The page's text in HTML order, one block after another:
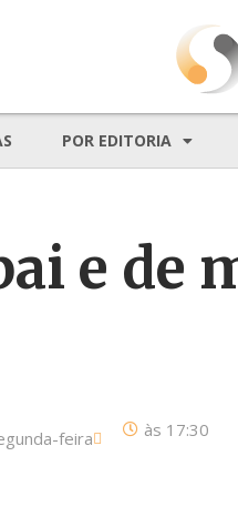
POR EDITORIA
e de
feira às 17:30